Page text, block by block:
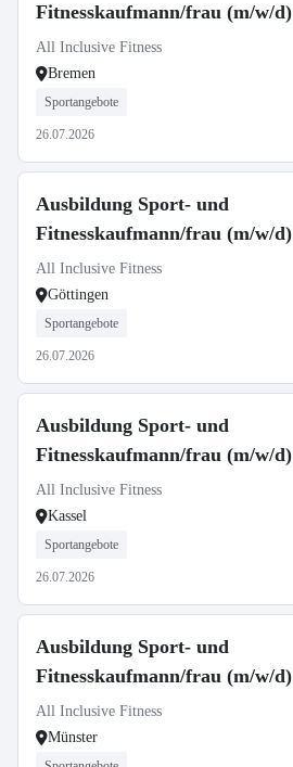
Fitnesskaufmann/frau (m/w/d)
All Inclusive Fitness
Bremen
Sportangebote
26.07.2026
Ausbildung Sport- und
Fitnesskaufmann/frau (m/w/d)
All Inclusive Fitness
Göttingen
Sportangebote
26.07.2026
Ausbildung Sport- und
Fitnesskaufmann/frau (m/w/d)
All Inclusive Fitness
Kassel
Sportangebote
26.07.2026
Ausbildung Sport- und
Fitnesskaufmann/frau (m/w/d)
All Inclusive Fitness
Münster